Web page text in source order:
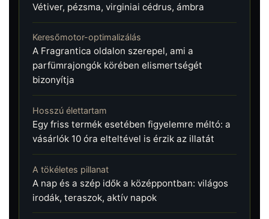
Vétiver, pézsma, virginiai cédrus, ámbra
Keresőmotor-optimalizálás
A Fragrantica oldalon szerepel, ami a
parfümrajongók körében elismertségét
bizonyítja
Hosszú élettartam
Egy friss termék esetében figyelemre méltó: a
vásárlók 10 óra elteltével is érzik az illatát
A tökéletes pillanat
A nap és a szép idők a középpontban: világos
irodák, teraszok, aktív napok